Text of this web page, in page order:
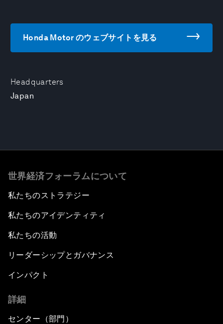
Headquarters
Japan
Honda Motor のウェブサイトを見る
世界経済フォーラムについて
私たちのストラテジー
私たちのアイデンティティ
私たちの活動
リーダーシップとガバナンス
インパクト
詳細
センター（部門）